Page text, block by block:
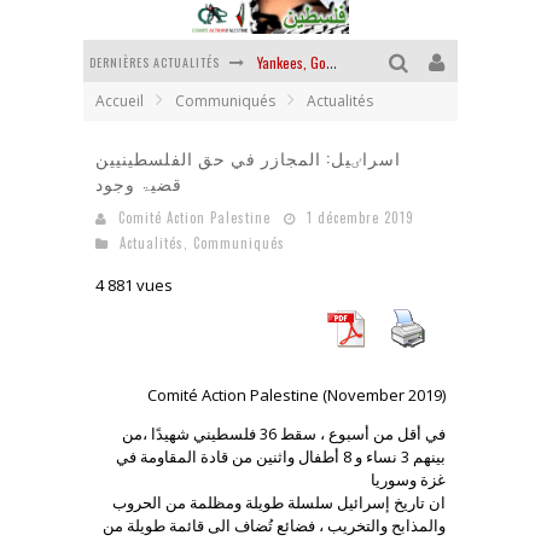
DERNIÈRES ACTUALITÉS Yankees, Go home !
Chantage terroriste
La révolution ou rien
Accueil Communiqués Actualités
اسراٸيل: المجازر في حق الفلسطينيين
قضيۃ وجود
Comité Action Palestine
1 décembre 2019
Actualités
Communiqués
4 881 vues
Comité Action Palestine (November 2019)
في أقل من أسبوع ، سقط 36 فلسطيني شهيدًا ،من
بينهم 3 نساء و 8 أطفال واثنين من قادة المقاومة في
غزة وسوريا
والمذابح والتخريب ، فضائع تُضاف الى قائمة طويلة من